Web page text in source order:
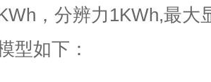
，分辨力 1KWh,最大
型如下：